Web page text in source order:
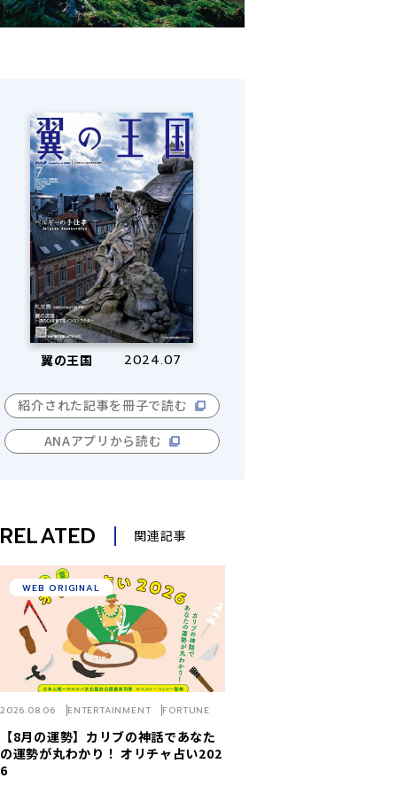
翼の王国 2024.07
紹介された記事を冊子で読む
ANAアプリから読む
RELATED 関連記事
【8月の運勢】カリブの神話であなた
の運勢が丸わかり！ オリチャ占い202
6
2026.08.06 ENTERTAINMENT FORTUNE
WEB ORIGINAL